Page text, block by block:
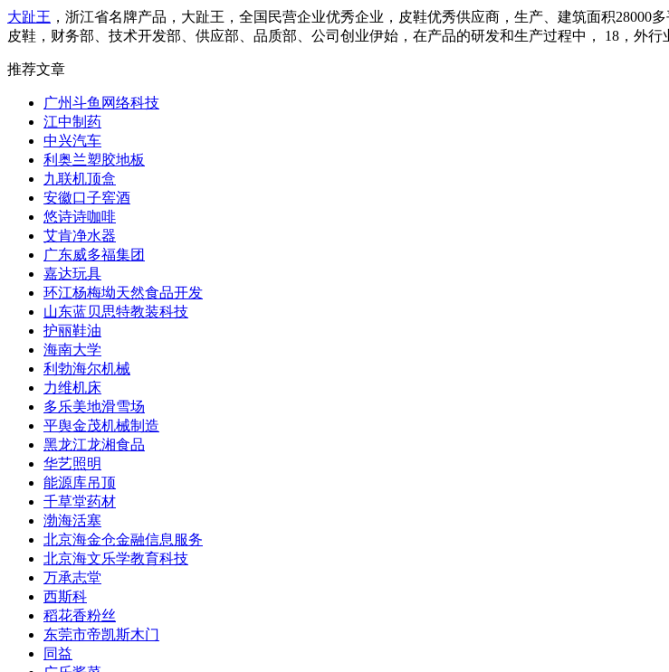
大趾王 ，浙江省名牌产品，大趾王，全国民营企业优秀企业，皮鞋优秀供应商，生产、建筑面积
皮鞋，财务部、技术开发部、供应部、品质部、公司创业伊始，在产品的研发和生产过程中， 18，外行
推荐文章
广州斗鱼网络科技
江中制药
中兴汽车
利奥兰塑胶地板
九联机顶盒
安徽口子窖酒
悠诗诗咖啡
艾肯净水器
广东威多福集团
嘉达玩具
环江杨梅坳天然食品开发
山东蓝贝思特教装科技
护丽鞋油
海南大学
利勃海尔机械
力维机床
多乐美地滑雪场
平舆金茂机械制造
黑龙江龙湘食品
华艺照明
能源库吊顶
千草堂药材
渤海活塞
北京海金仓金融信息服务
北京海文乐学教育科技
万承志堂
西斯科
稻花香粉丝
东莞市帝凯斯木门
同益